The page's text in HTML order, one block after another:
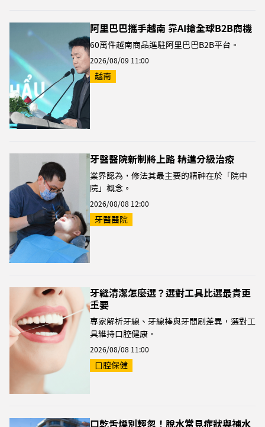
阿里巴巴攜手越南 靠AI搶全球B2B商機
60萬件越南商品進駐阿里巴巴B2B平台。
2026/08/09 11:00
越南
牙醫醫院新制將上路 精進分級治療
業界認為，修法其最主要的精神在於「院中
院」概念。
2026/08/08 12:00
牙醫醫院
牙縫清潔怎麼選？選對工具比選最貴更
重要
專家解析牙線、牙線棒與牙間刷差異，選對工
具維持口腔健康。
2026/08/08 11:00
口腔保健
口乾舌燥別輕忽！脫水常見症狀與補水